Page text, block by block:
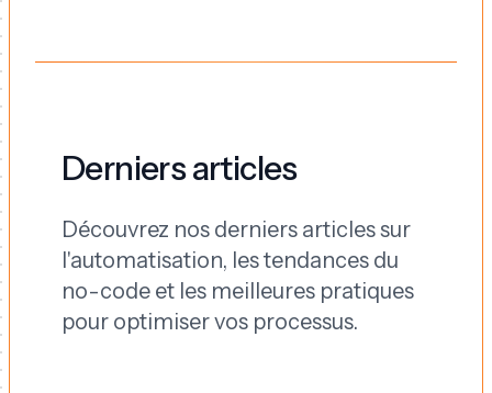
Derniers articles
Découvrez nos derniers articles sur
l'automatisation, les tendances du
no-code et les meilleures pratiques
pour optimiser vos processus.